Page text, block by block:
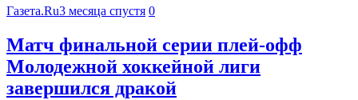
Газета.Ru3 месяца спустя 0
Матч финальной серии плей-офф
Молодежной хоккейной лиги
завершился дракой